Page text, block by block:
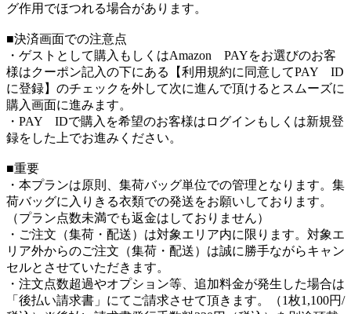
グ作用でほつれる場合があります。
■決済画面での注意点
・ゲストとして購入もしくはAmazon PAYをお選びのお客
様はクーポン記入の下にある【利用規約に同意してPAY ID
に登録】のチェックを外して次に進んで頂けるとスムーズに
購入画面に進みます。
・PAY IDで購入を希望のお客様はログインもしくは新規登
録をした上でお進みください。
■重要
・本プランは原則、集荷バッグ単位での管理となります。集
荷バッグに入りきる衣類での発送をお願いしております。
（プラン点数未満でも返金はしておりません）
・ご注文（集荷・配送）は対象エリア内に限ります。対象エ
リア外からのご注文（集荷・配送）は誠に勝手ながらキャン
セルとさせていただきます。
・注文点数超過やオプション等、追加料金が発生した場合は
「後払い請求書」にてご請求させて頂きます。（1枚1,100円/